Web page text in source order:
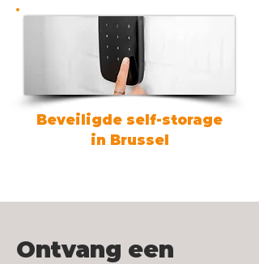
Beveiligde self-storage
in Brussel
Ontvang een